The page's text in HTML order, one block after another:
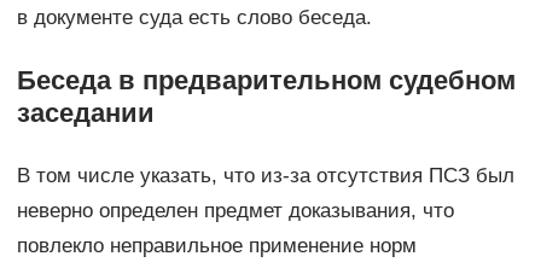
в документе суда есть слово беседа.
Беседа в предварительном судебном
заседании
В том числе указать, что из-за отсутствия ПСЗ был
неверно определен предмет доказывания, что
повлекло неправильное применение норм